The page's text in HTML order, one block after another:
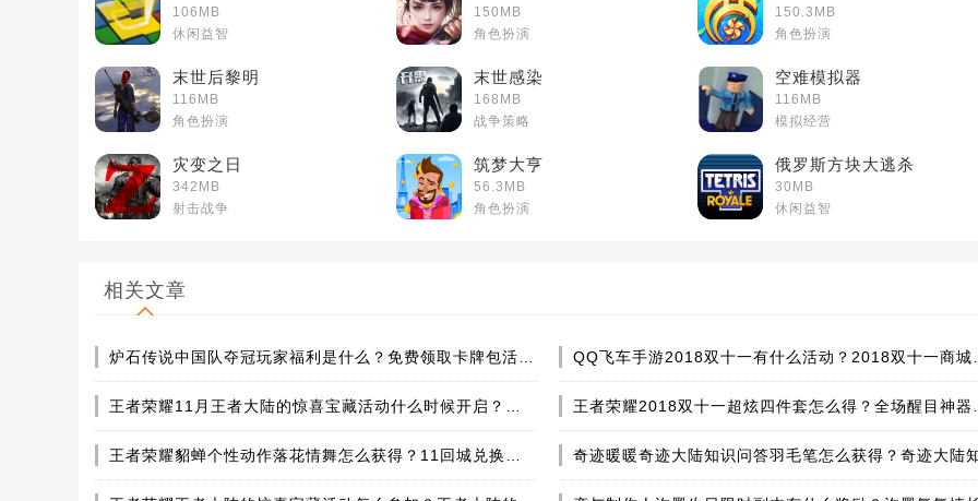
106MB
休闲益智
150MB
角色扮演
150.3MB
角色扮演
末世后黎明
116MB
角色扮演
末世感染
168MB
战争策略
空难模拟器
116MB
模拟经营
灾变之日
342MB
射击战争
筑梦大亨
56.3MB
角色扮演
俄罗斯方块大逃杀
30MB
休闲益智
相关文章